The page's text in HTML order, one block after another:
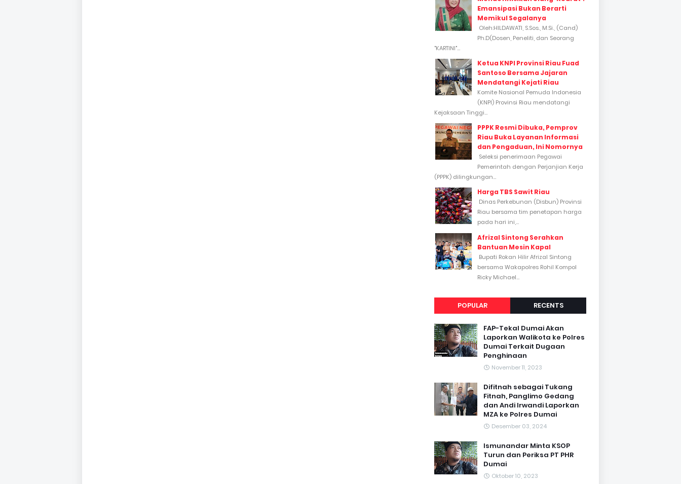
Emansipasi Bukan Berarti
Memikul Segalanya
Oleh:HILDAWATI, S.Sos., M.Si., (Cand)
Ph.D(Dosen, Peneliti, dan Seorang
"KARTINI"...
Ketua KNPI Provinsi Riau Fuad
Santoso Bersama Jajaran
Mendatangi Kejati Riau
Komite Nasional Pemuda Indonesia
(KNPI) Provinsi Riau mendatangi
Kejaksaan Tinggi...
PPPK Resmi Dibuka, Pemprov
Riau Buka Layanan Informasi
dan Pengaduan, Ini Nomornya
Seleksi penerimaan Pegawai
Pemerintah dengan Perjanjian Kerja
(PPPK) dilingkungan...
Harga TBS Sawit Riau
Dinas Perkebunan (Disbun) Provinsi
Riau bersama tim penetapan harga
pada hari ini,...
Afrizal Sintong Serahkan
Bantuan Mesin Kapal
Bupati Rokan Hilir Afrizal Sintong
bersama Wakapolres Rohil Kompol
Ricky Michael...
POPULAR RECENTS
FAP-Tekal Dumai Akan
Laporkan Walikota ke Polres
Dumai Terkait Dugaan
Penghinaan
November 11, 2023
Difitnah sebagai Tukang
Fitnah, Panglimo Gedang
dan Andi Irwandi Laporkan
MZA ke Polres Dumai
Desember 03, 2024
Ismunandar Minta KSOP
Turun dan Periksa PT PHR
Dumai
Oktober 10, 2023